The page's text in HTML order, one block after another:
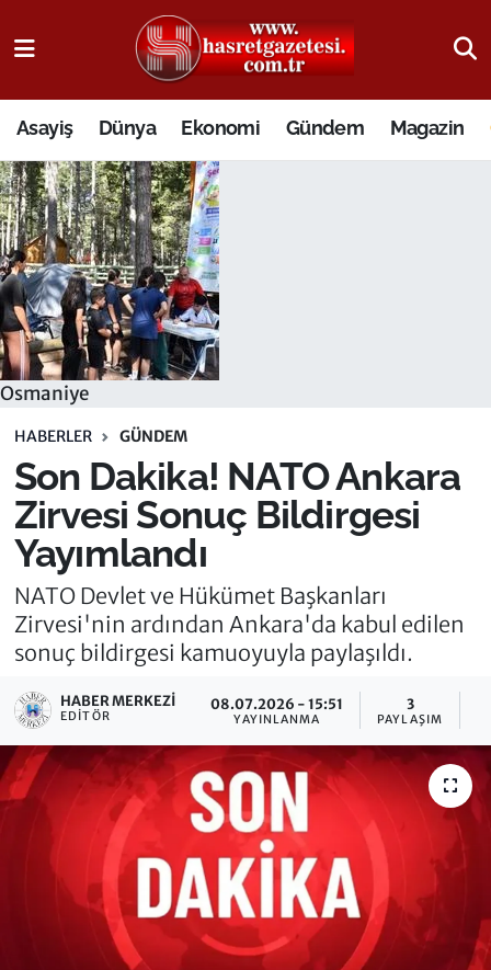
Asayiş Dünya Ekonomi Gündem Magazin
Osmaniye
HABERLER GÜNDEM
Son Dakika! NATO Ankara
Zirvesi Sonuç Bildirgesi
Yayımlandı
NATO Devlet ve Hükümet Başkanları
Zirvesi'nin ardından Ankara'da kabul edilen
sonuç bildirgesi kamuoyuyla paylaşıldı.
HABER MERKEZI
EDITÖR
08.07.2026 - 15:51
YAYINLANMA
3
PAYLAŞIM
Osmaniye Nöbetçi Eczaneler
Osmaniye Hava Durumu
Osmaniye Trafik Yoğunluk Haritası
Süper Lig Puan Durumu ve Fikstür
Tüm Manşetler
Son Dakika Haberleri